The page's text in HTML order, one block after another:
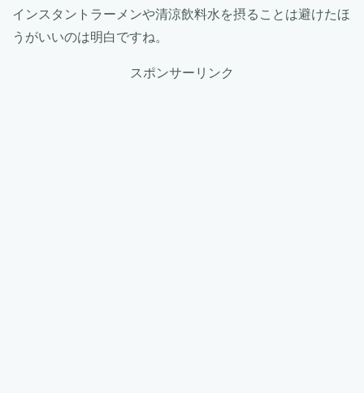
インスタントラーメンや清涼飲料水を摂ることは避けたほ
うがいいのは明白ですね。
スポンサーリンク